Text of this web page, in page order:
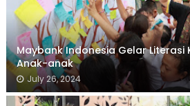
Maybank Indonesia Gelar Literasi
Anak-anak
July 26, 2024